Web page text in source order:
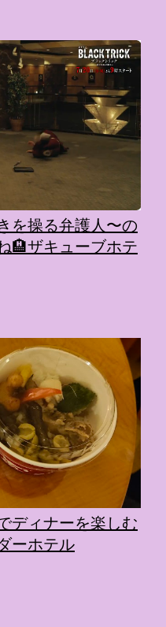
を操る弁護人〜の
🏨ザキューブホテ
ディナーを楽しむ
ーホテル